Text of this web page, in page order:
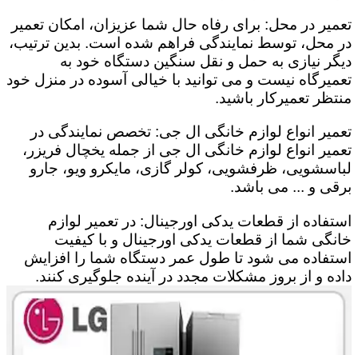
تعمیر در محل: برای رفاه حال شما عزیزان، امکان تعمیر
در محل، توسط نمایندگی فراهم شده است. بدین ترتیب،
دیگر نیازی به حمل و نقل سنگین دستگاه خود به
تعمیرگاه نیست و می توانید با خیالی آسوده در منزل خود
منتظر تعمیرکار باشید.
تعمیر انواع لوازم خانگی ال جی: تخصص نمایندگی در
تعمیر انواع لوازم خانگی ال جی از جمله یخچال فریزر،
لباسشویی، ظرفشویی، کولر گازی، مایکرو ویو، جارو
برقی و ... می باشد.
استفاده از قطعات یدکی اورجینال: در تعمیر لوازم
خانگی شما از قطعات یدکی اورجینال و با کیفیت
استفاده می شود تا طول عمر دستگاه شما را افزایش
داده و از بروز مشکلات مجدد در آینده جلوگیری کنند.